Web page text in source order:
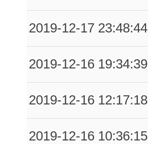
2019-12-17 23:48:44
2019-12-16 19:34:39
2019-12-16 12:17:18
2019-12-16 10:36:15